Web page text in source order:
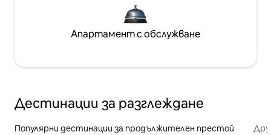
Апартамент с обслужване
Дестинации за разглеждане
Популярни дестинации за продължителен престой